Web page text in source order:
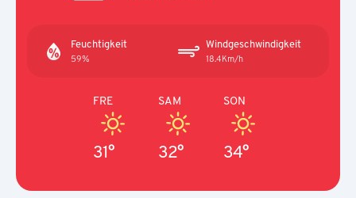
Feuchtigkeit
59%
Windgeschwindigkeit
18.4Km/h
FRE
31°
SAM
32°
SON
34°